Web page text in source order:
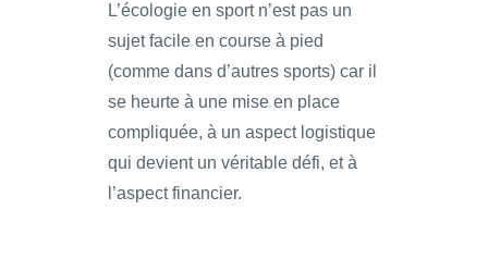
L’écologie en sport n’est pas un
sujet facile en course à pied
(comme dans d’autres sports) car il
se heurte à une mise en place
compliquée, à un aspect logistique
qui devient un véritable défi, et à
l’aspect financier.